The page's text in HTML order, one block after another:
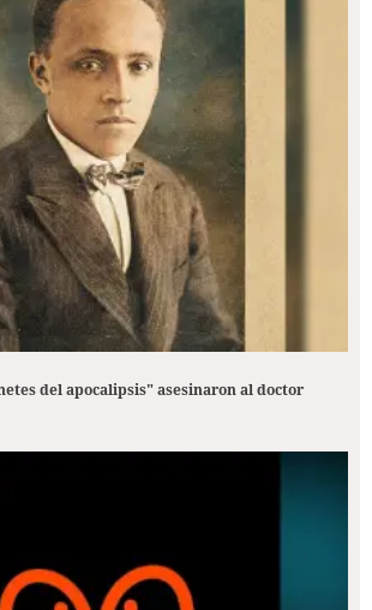
del apocalipsis" asesinaron al doctor